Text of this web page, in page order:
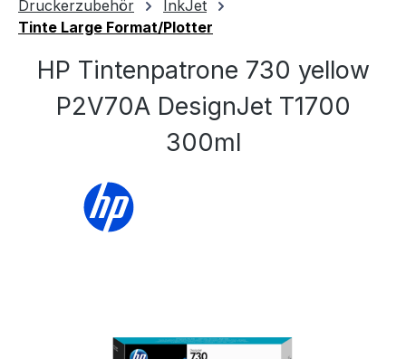
Druckerzubehör
InkJet
Tinte Large Format/Plotter
HP Tintenpatrone 730 yellow
P2V70A DesignJet T1700
300ml